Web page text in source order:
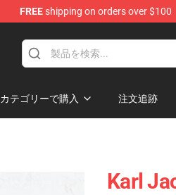
FREEshipping on orders over $100
カテゴリーで購入 注文追跡
Karl